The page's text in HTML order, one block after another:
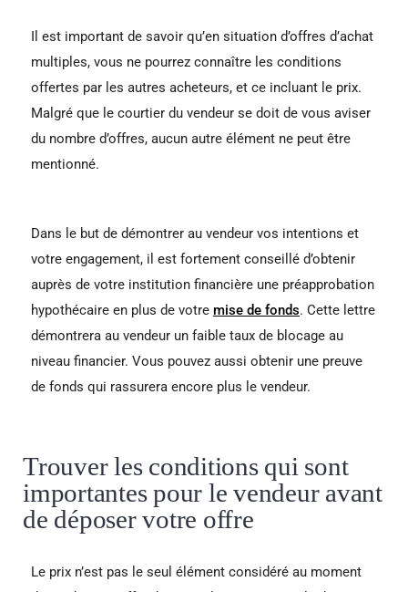
Il est important de savoir qu’en situation d’offres d’achat
multiples, vous ne pourrez connaître les conditions
offertes par les autres acheteurs, et ce incluant le prix.
Malgré que le courtier du vendeur se doit de vous aviser
du nombre d’offres, aucun autre élément ne peut être
mentionné.
Dans le but de démontrer au vendeur vos intentions et
votre engagement, il est fortement conseillé d’obtenir
auprès de votre institution financière une préapprobation
hypothécaire en plus de votre mise de fonds. Cette lettre
démontrera au vendeur un faible taux de blocage au
niveau financier. Vous pouvez aussi obtenir une preuve
de fonds qui rassurera encore plus le vendeur.
Trouver les conditions qui sont
importantes pour le vendeur avant
de déposer votre offre
Le prix n’est pas le seul élément considéré au moment